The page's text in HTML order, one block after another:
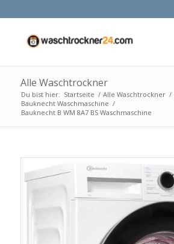
Alle Waschtrockner
Du bist hier: Startseite / Alle Waschtrockner /
Bauknecht Waschmaschine /
Bauknecht B WM 8A7 BS Waschmaschine